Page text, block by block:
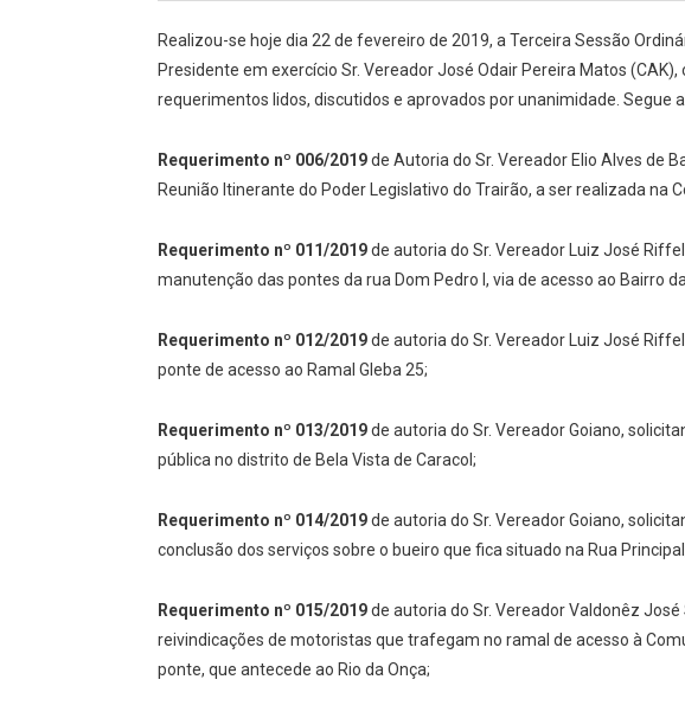
Realizou-se hoje dia 22 de fevereiro de 2019, a Terceira Sessão
Presidente em exercício Sr. Vereador José Odair Pereira Matos
requerimentos lidos, discutidos e aprovados por unanimidade. Segue
Requerimento nº 006/2019de Autoria do Sr. Vereador Elio Alves de
Reunião Itinerante do Poder Legislativo do Trairão, a ser realizada na
Requerimento nº 011/2019de autoria do Sr. Vereador Luiz José
manutenção das pontes da rua Dom Pedro I, via de acesso ao Bairro
Requerimento nº 012/2019de autoria do Sr. Vereador Luiz José
ponte de acesso ao Ramal Gleba 25;
Requerimento nº 013/2019de autoria do Sr. Vereador Goiano,
pública no distrito de Bela Vista de Caracol;
Requerimento nº 014/2019de autoria do Sr. Vereador Goiano,
conclusão dos serviços sobre o bueiro que fica situado na Rua
Requerimento nº 015/2019de autoria do Sr. Vereador Valdonêz
reivindicações de motoristas que trafegam no ramal de acesso à
ponte, que antecede ao Rio da Onça;